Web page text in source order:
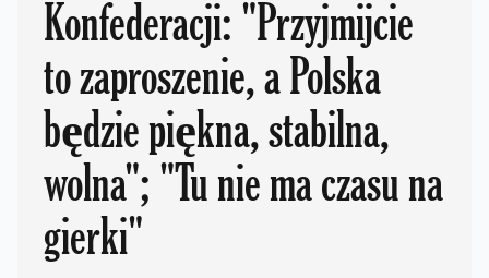
Konfederacji: "Przyjmijcie
to zaproszenie, a Polska
będzie piękna, stabilna,
wolna"; "Tu nie ma czasu na
gierki"